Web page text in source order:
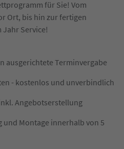
für Sie! Vom
Ort, bis hin zur fertigen
Jahr Service!
ausgerichtete Terminvergabe
- kostenlos und unverbindlich
Angebotserstellung
und Montage innerhalb von 5